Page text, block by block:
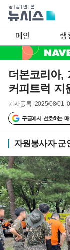
메인 랭
더본코리아,
커피트럭 지
기사등록 2025/08/01
구글에서 선호하는
자원봉사자·